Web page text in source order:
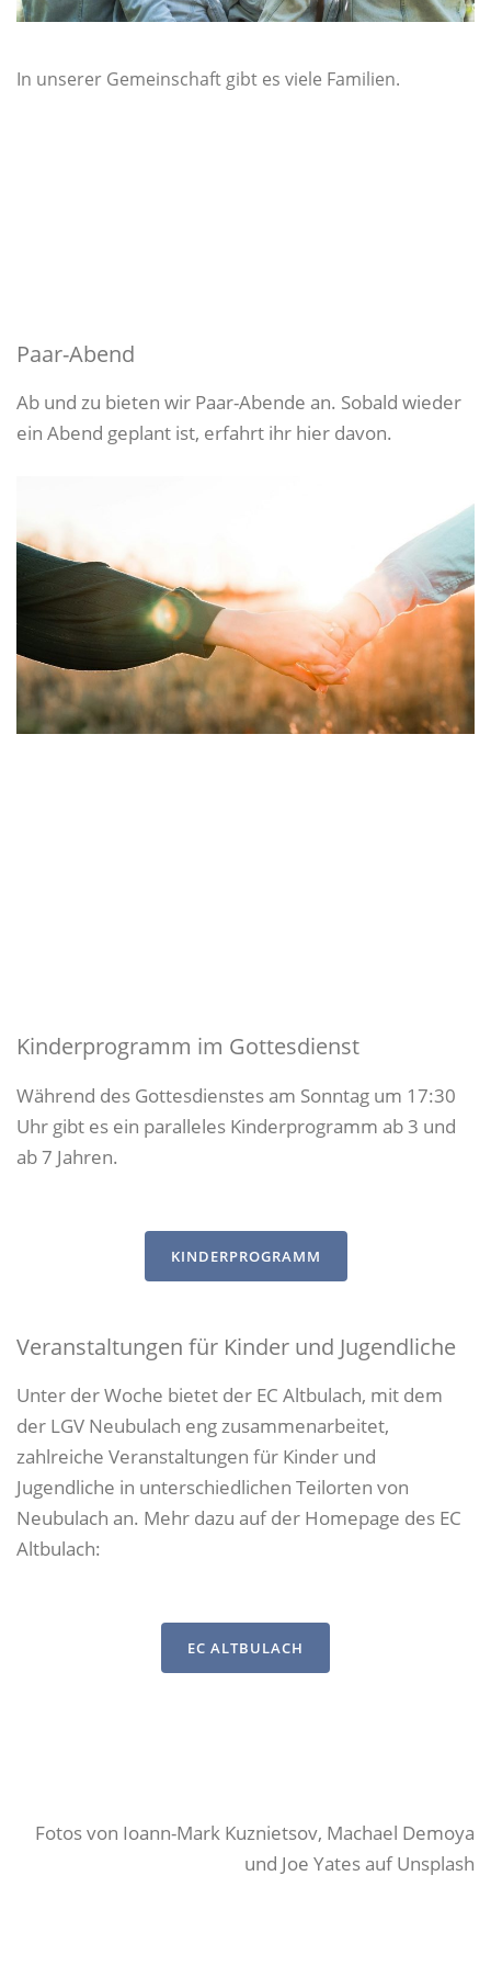
In unserer Gemeinschaft gibt es viele Familien.
Paar-Abend
Ab und zu bieten wir Paar-Abende an. Sobald wieder
ein Abend geplant ist, erfahrt ihr hier davon.
Kinderprogramm im Gottesdienst
Während des Gottesdienstes am Sonntag um 17:30
Uhr gibt es ein paralleles Kinderprogramm ab 3 und
ab 7 Jahren.
KINDERPROGRAMM
Veranstaltungen für Kinder und Jugendliche
Unter der Woche bietet der EC Altbulach, mit dem
der LGV Neubulach eng zusammenarbeitet,
zahlreiche Veranstaltungen für Kinder und
Jugendliche in unterschiedlichen Teilorten von
Neubulach an. Mehr dazu auf der Homepage des EC
Altbulach:
EC ALTBULACH
Fotos von Ioann-Mark Kuznietsov, Machael Demoya
und Joe Yates auf Unsplash